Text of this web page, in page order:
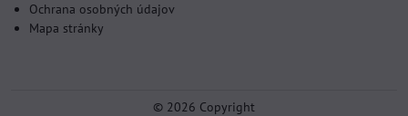
Ochrana osobných údajov
Mapa stránky
© 2026 Copyright